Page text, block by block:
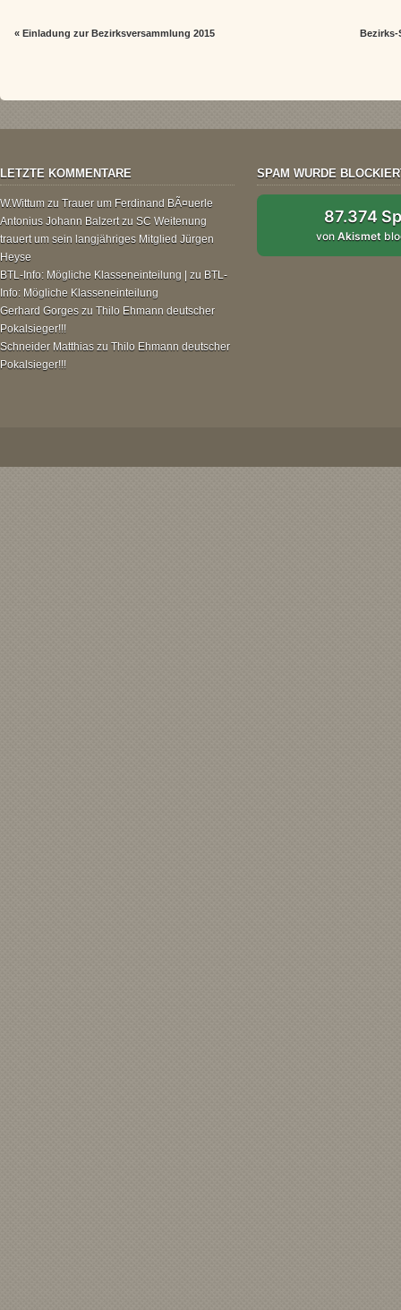
«Einladung zur Bezirksversammlung 2015 Bezirks-
LETZTE KOMMENTARE
W.Wittum zu Trauer um Ferdinand BÃ¤uerle
Antonius Johann Balzertzu SC Weitenung
trauert um sein langjähriges Mitglied Jürgen
Heyse
BTL-Info: Mögliche Klasseneinteilung | zu BTL-
Info: Mögliche Klasseneinteilung
Gerhard Gorges zu Thilo Ehmann deutscher
Pokalsieger!!!
Schneider Matthias zu Thilo Ehmann deutscher
Pokalsieger!!!
SPAM WURDE
87.374
vonAkismet